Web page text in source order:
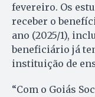
fevereiro. Os
receber o
ano (2025/1),
beneficiário já
instituição de
“Com o Goiás